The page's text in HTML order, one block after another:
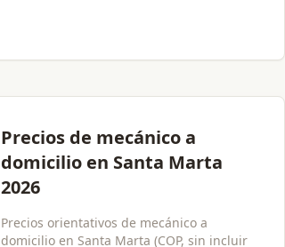
Precios de mecánico a
domicilio en Santa Marta
2026
Precios orientativos de mecánico a
domicilio en Santa Marta (COP, sin incluir